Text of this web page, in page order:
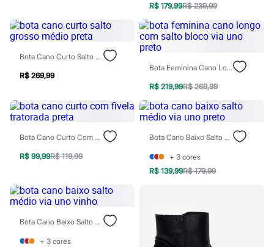
Moda esportiva
Acessórios
Bermudas
Camisetas
Calçados
Moda íntima
Cuecas
Meias
Pijamas
Moda praia
Personagens
Calças
Camisas
Jeans
Shorts e Bermudas
R$ 179,99R$ 239,99
Bota Cano Curto Salto Grosso Médio Preta
R$ 269,99
Bota Feminina Cano Longo Com Salto Bloco Via Uno Preto
R$ 219,99R$ 269,99
Bota Cano Curto Com Fivela Tratorada Preta
R$ 99,99R$ 119,99
Bota Cano Baixo Salto Médio Via Uno Preto
+ 3 cores
R$ 139,99R$ 179,99
Bota Cano Baixo Salto Médio Via Uno Vinho
+ 3 cores